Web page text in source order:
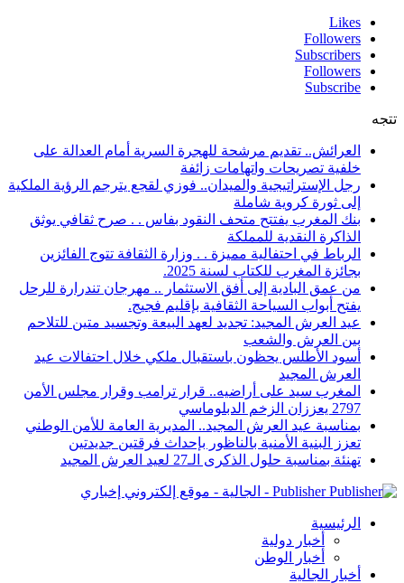
Likes
Followers
Subscribers
Followers
Subscribe
تتجه
العرائش.. تقديم مرشحة للهجرة السرية أمام العدالة على
خلفية تصريحات واتهامات زائفة
رجل الإستراتيجية والميدان.. فوزي لقجع يترجم الرؤية الملكية
إلى ثورة كروية شاملة
بنك المغرب يفتتح متحف النقود بفاس . . صرح ثقافي يوثق
الذاكرة النقدية للمملكة
الرباط في احتفالية مميزة . . وزارة الثقافة تتوج الفائزين
بجائزة المغرب للكتاب لسنة 2025.
من عمق البادية إلى أفق الاستثمار .. مهرجان تندرارة للرحل
يفتح أبواب السياحة الثقافية بإقليم فجيج.
عيد العرش المجيد: تجديد لعهد البيعة وتجسيد متين للتلاحم
بين العرش والشعب
أسود الأطلس يحظون باستقبال ملكي خلال احتفالات عيد
العرش المجيد
المغرب سيد على أراضيه.. قرار ترامب وقرار مجلس الأمن
2797 يعززان الزخم الدبلوماسي
بمناسبة عيد العرش المجيد.. المديرية العامة للأمن الوطني
تعزز البنية الأمنية بالناظور بإحداث فرقتين جديدتين
تهنئة بمناسبة حلول الذكرى الـ27 لعيد العرش المجيد
Publisher - الجالية - موقع إلكتروني إخباري
الرئيسية
أخبار دولية
أخبار الوطن
أخبار الجالية